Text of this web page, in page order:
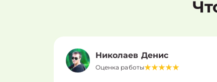
Николаев Денис
Оценка работы